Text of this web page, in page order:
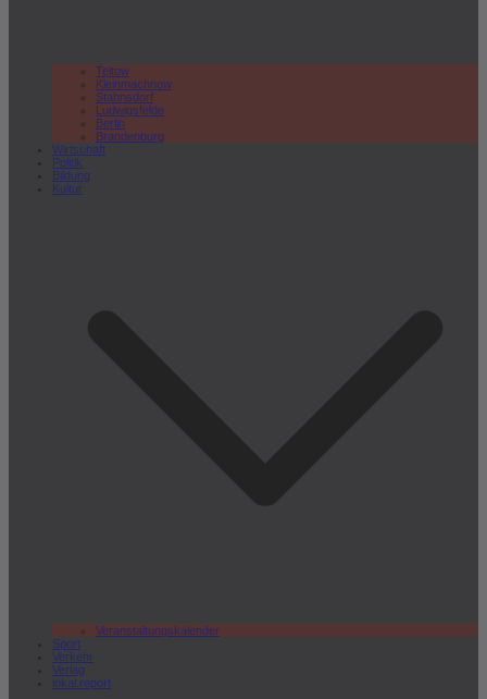
Teltow
Kleinmachnow
Stahnsdorf
Ludwigsfelde
Berlin
Brandenburg
Wirtschaft
Politik
Bildung
Kultur
Veranstaltungskalender
Sport
Verkehr
Verlag
lokal.report